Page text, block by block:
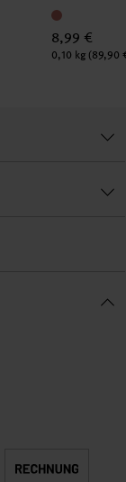
8,99 €
Inhalt:
0,10 kg (89,90